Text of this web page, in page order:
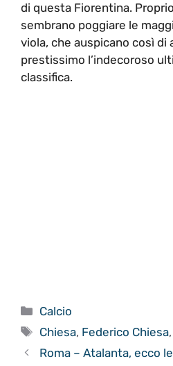
di questa Fiorentina.
sembrano poggiare le
viola, che auspicano così di
prestissimo l’indecoroso
classifica.
Categorie
Calcio
Tag
Chiesa, Federico Chiesa
Roma – Atalanta, ecco